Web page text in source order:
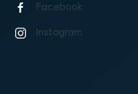
Facebook
Instagram